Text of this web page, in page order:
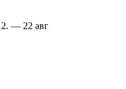
— 22 авг